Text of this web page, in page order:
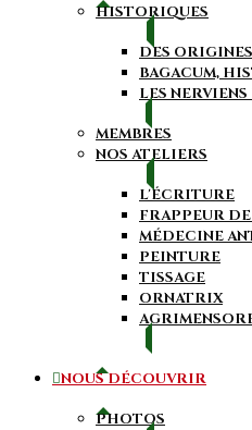
HISTORIQUES
DES
BAGACUM,
LES
MEMBRES
NOS ATELIERS
L'ÉCRITURE
FRAPPEUR
MÉDECINE
PEINTURE
TISSAGE
ORNATRIX
NOUS DÉCOUVRIR
PHOTOS